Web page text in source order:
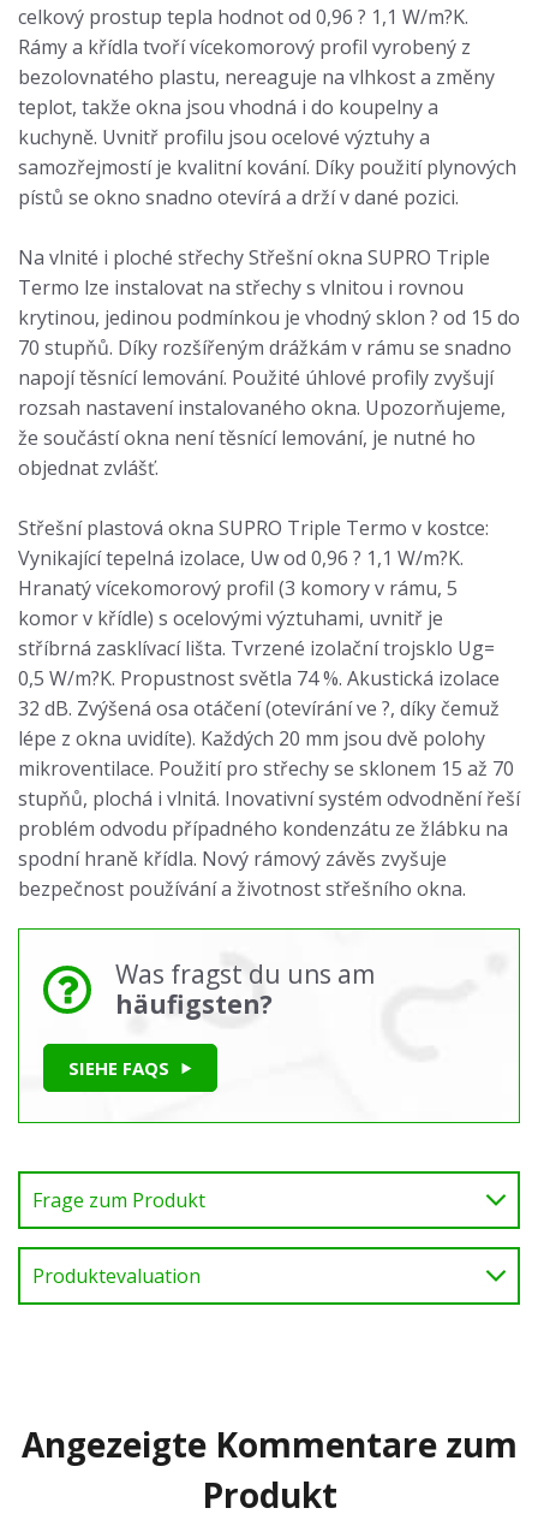
celkový prostup tepla hodnot od 0,96 ? 1,1 W/m?K.
Rámy a křídla tvoří vícekomorový profil vyrobený z
bezolovnatého plastu, nereaguje na vlhkost a změny
teplot, takže okna jsou vhodná i do koupelny a
kuchyně. Uvnitř profilu jsou ocelové výztuhy a
samozřejmostí je kvalitní kování. Díky použití plynových
pístů se okno snadno otevírá a drží v dané pozici.
Na vlnité i ploché střechy Střešní okna SUPRO Triple
Termo lze instalovat na střechy s vlnitou i rovnou
krytinou, jedinou podmínkou je vhodný sklon ? od 15 do
70 stupňů. Díky rozšířeným drážkám v rámu se snadno
napojí těsnící lemování. Použité úhlové profily zvyšují
rozsah nastavení instalovaného okna. Upozorňujeme,
že součástí okna není těsnící lemování, je nutné ho
objednat zvlášť.
Střešní plastová okna SUPRO Triple Termo v kostce:
Vynikající tepelná izolace, Uw od 0,96 ? 1,1 W/m?K.
Hranatý vícekomorový profil (3 komory v rámu, 5
komor v křídle) s ocelovými výztuhami, uvnitř je
stříbrná zasklívací lišta. Tvrzené izolační trojsklo Ug=
0,5 W/m?K. Propustnost světla 74 %. Akustická izolace
32 dB. Zvýšená osa otáčení (otevírání ve ?, díky čemuž
lépe z okna uvidíte). Každých 20 mm jsou dvě polohy
mikroventilace. Použití pro střechy se sklonem 15 až 70
stupňů, plochá i vlnitá. Inovativní systém odvodnění řeší
problém odvodu případného kondenzátu ze žlábku na
spodní hraně křídla. Nový rámový závěs zvyšuje
bezpečnost používání a životnost střešního okna.
Was fragst du uns am
häufigsten?
SIEHE FAQS
Frage zum Produkt
Produktevaluation
Angezeigte Kommentare zum
Produkt